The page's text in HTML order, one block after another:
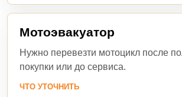
Мотоэвакуатор
Нужно перевезти мотоцикл после
покупки или до сервиса.
ЧТО УТОЧНИТЬ